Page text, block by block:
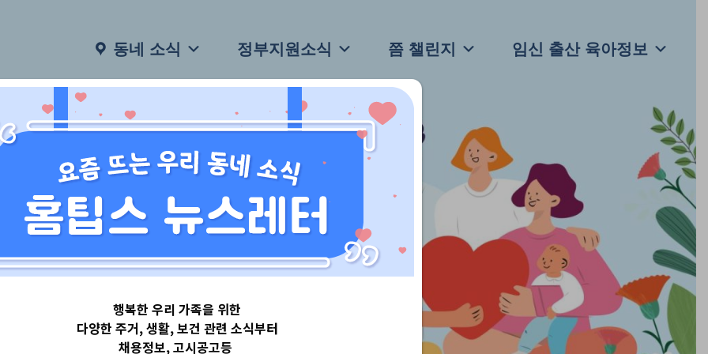
동네 소식 정부지원소식 쯤 챌린지 임신 출산 육아정보
행복한 우리 가족을 위한
다양한 주거, 생활, 보건 관련 소식부터
채용정보, 고시공고등